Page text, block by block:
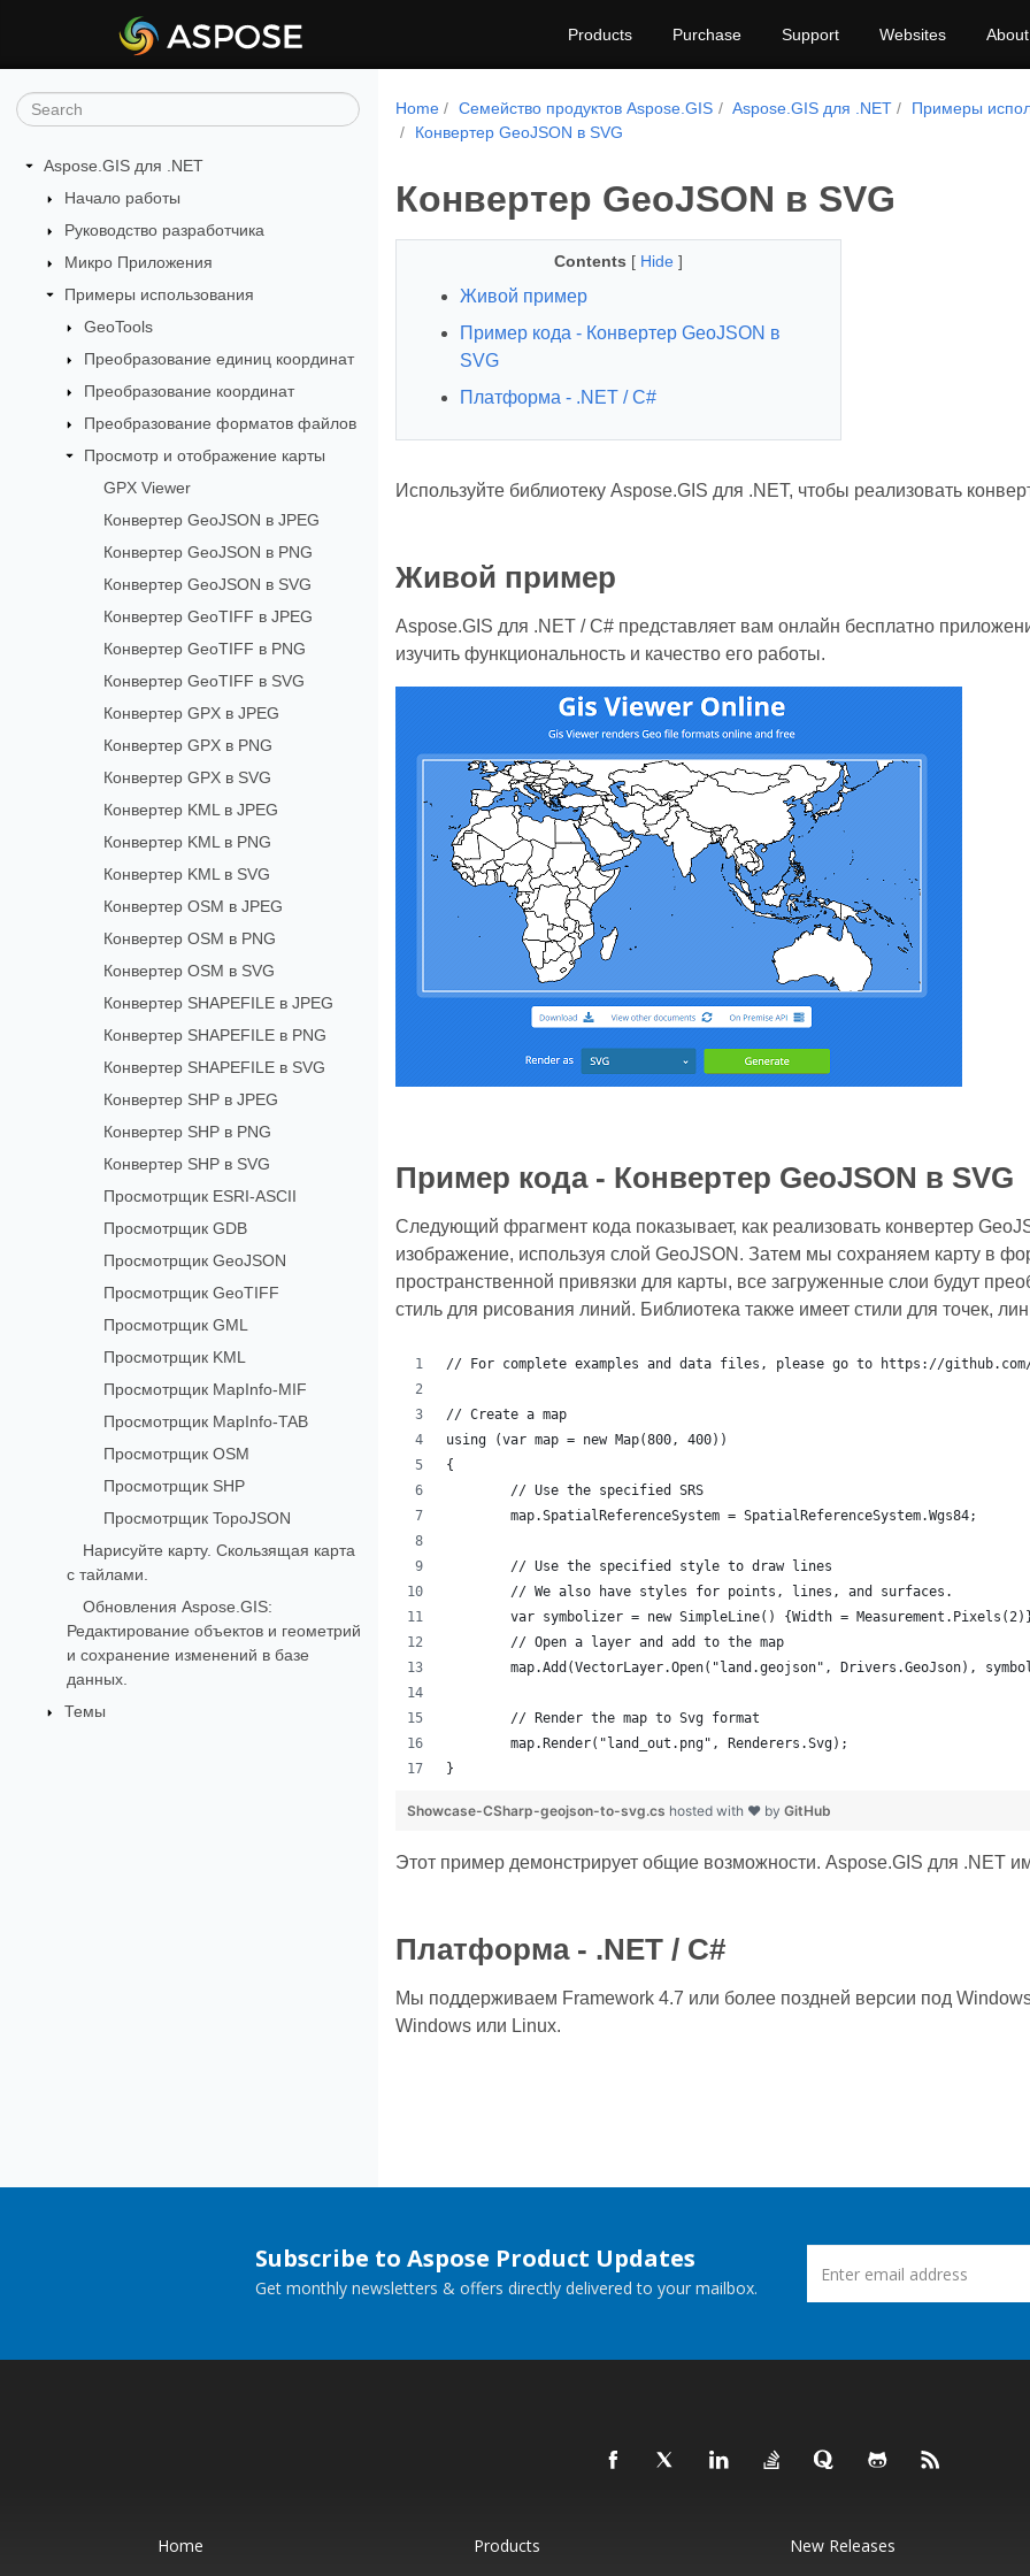
Products Purchase Support Websites About
Aspose.GIS для .NET
Начало работы
Руководство разработчика
Микро Приложения
Примеры использования
GeoTools
Преобразование единиц координат
Преобразование координат
Преобразование форматов файлов
Просмотр и отображение карты
GPX Viewer
Конвертер GeoJSON в JPEG
Конвертер GeoJSON в PNG
Конвертер GeoJSON в SVG
Конвертер GeoTIFF в JPEG
Конвертер GeoTIFF в PNG
Конвертер GeoTIFF в SVG
Конвертер GPX в JPEG
Конвертер GPX в PNG
Конвертер GPX в SVG
Конвертер KML в JPEG
Конвертер KML в PNG
Конвертер KML в SVG
Конвертер OSM в JPEG
Конвертер OSM в PNG
Конвертер OSM в SVG
Конвертер SHAPEFILE в JPEG
Конвертер SHAPEFILE в PNG
Конвертер SHAPEFILE в SVG
Конвертер SHP в JPEG
Конвертер SHP в PNG
Конвертер SHP в SVG
Просмотрщик ESRI-ASCII
Просмотрщик GDB
Просмотрщик GeoJSON
Просмотрщик GeoTIFF
Просмотрщик GML
Просмотрщик KML
Просмотрщик MapInfo-MIF
Просмотрщик MapInfo-TAB
Просмотрщик OSM
Просмотрщик SHP
Просмотрщик TopoJSON
Нарисуйте карту. Скользящая карта
с тайлами.
Обновления Aspose.GIS:
Редактирование объектов и геометрий
и сохранение изменений в базе
данных.
Темы
Home Семейство продуктов Aspose.GIS Aspose.GIS для .NET
Примеры
Конвертер GeoJSON в SVG
Конвертер GeoJSON в SVG
Contents [ Hide ]
Живой пример
Пример кода - Конвертер GeoJSON в
SVG
Платформа - .NET / C#
Используйте библиотеку Aspose.GIS для .NET, чтобы реализовать
Живой пример
Aspose.GIS для .NET / C# представляет вам онлайн бесплатно
изучить функциональность и качество его работы.
Пример кода - Конвертер GeoJSON в SVG
Следующий фрагмент кода показывает, как реализовать конвертер
изображение, используя слой GeoJSON. Затем мы сохраняем карту в
пространственной привязки для карты, все загруженные слои будут
стиль для рисования линий. Библиотека также имеет стили для точек,
// For complete examples and data files, please go to https://github.com/
// Create a map
using (var map = new Map(800, 400))
{
	// Use the specified SRS
	map.SpatialReferenceSystem = SpatialReferenceSystem.Wgs84;
	// Use the specified style to draw lines
	// We also have styles for points, lines, and surfaces.
var symbolizer = new SimpleLine() {Width =
	// Open a layer and add to the map
map.Add(VectorLayer.Open("land.geojson", Drivers.GeoJson),
	// Render the map to Svg format
	map.Render("land_out.png", Renderers.Svg);
}
Showcase-CSharp-geojson-to-svg.cs hosted with ❤ by GitHub
Этот пример демонстрирует общие возможности. Aspose.GIS для .NET
Платформа - .NET / C#
Мы поддерживаем Framework 4.7 или более поздней версии под
Windows или Linux.
Subscribe to Aspose Product Updates
Get monthly newsletters & offers directly delivered to your mailbox.
Home Products
New Releases